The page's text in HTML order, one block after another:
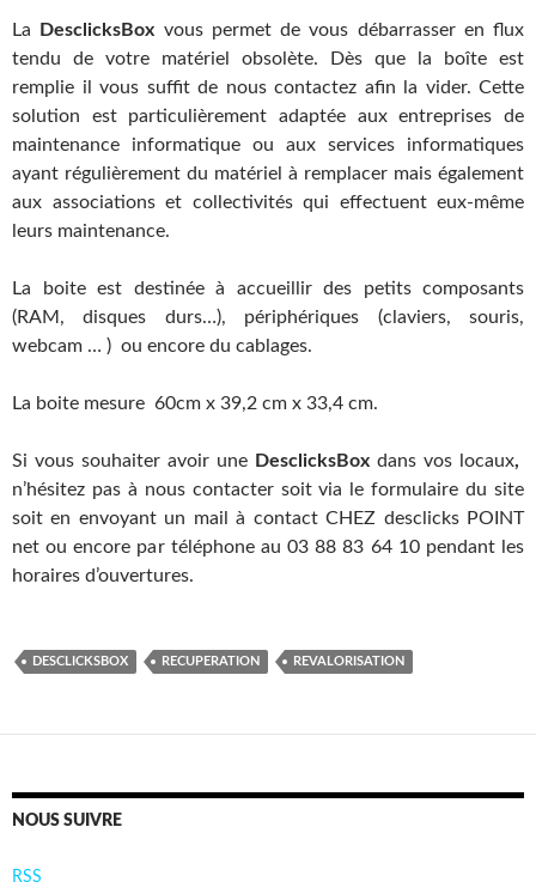
La DesclicksBox vous permet de vous débarrasser en flux
tendu de votre matériel obsolète. Dès que la boîte est
remplie il vous suffit de nous contactez afin la vider. Cette
solution est particulièrement adaptée aux entreprises de
maintenance informatique ou aux services informatiques
ayant régulièrement du matériel à remplacer mais également
aux associations et collectivités qui effectuent eux-même
leurs maintenance.
La boite est destinée à accueillir des petits composants
(RAM, disques durs…), périphériques (claviers, souris,
webcam … ) ou encore du cablages.
La boite mesure 60cm x 39,2 cm x 33,4 cm.
Si vous souhaiter avoir une DesclicksBox dans vos locaux,
n’hésitez pas à nous contacter soit via le formulaire du site
soit en envoyant un mail à contact CHEZ desclicks POINT
net ou encore par téléphone au 03 88 83 64 10 pendant les
horaires d’ouvertures.
DESCLICKSBOX RECUPERATION REVALORISATION
NOUS SUIVRE
RSS